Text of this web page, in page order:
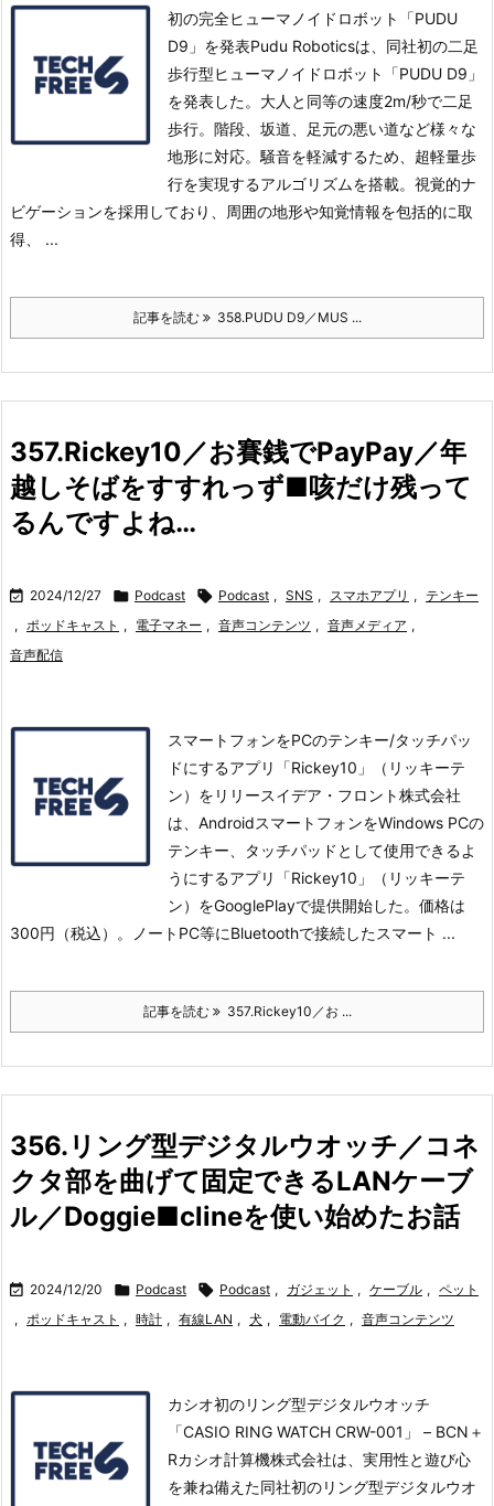
初の完全ヒューマノイドロボット「PUDU
D9」を発表Pudu Roboticsは、同社初の二足
歩行型ヒューマノイドロボット「PUDU D9」
を発表した。 大人と同等の速度2m/秒で二足
歩行。 階段、坂道、足元の悪い道など様々な
地形に対応。 騒音を軽減するため、超軽量歩
行を実現するアルゴリズムを搭載。 視覚的ナ
ビゲーションを採用しており、周囲の地形や知覚情報を包括的に取
得、 ...
記事を読む 358.PUDU D9／MUS ...
357.Rickey10／お賽銭でPayPay／年
越しそばをすすれっず■咳だけ残って
るんですよね…
 2024/12/27  Podcast  Podcast , SNS , スマホアプリ , テンキー
, ポッドキャスト , 電子マネー , 音声コンテンツ , 音声メディア ,
音声配信
スマートフォンをPCのテンキー/タッチパッ
ドにするアプリ「Rickey10」（リッキーテ
ン）をリリースイデア・フロント株式会社
は、AndroidスマートフォンをWindows PCの
テンキー、タッチパッドとして使用できるよ
うにするアプリ「Rickey10」（リッキーテ
ン）をGooglePlayで提供開始した。 価格は
300円（税込）。
ノートPC等にBluetoothで接続したスマート ...
記事を読む 357.Rickey10／お ...
356.リング型デジタルウオッチ／コネ
クタ部を曲げて固定できるLANケーブ
ル／Doggie■clineを使い始めたお話
 2024/12/20  Podcast  Podcast , ガジェット , ケーブル , ペット
, ポッドキャスト , 時計 , 有線LAN , 犬 , 電動バイク , 音声コンテンツ
カシオ初のリング型デジタルウオッチ
「CASIO RING WATCH CRW-001」 – BCN＋
Rカシオ計算機株式会社は、実用性と遊び心
を兼ね備えた同社初のリング型デジタルウオ